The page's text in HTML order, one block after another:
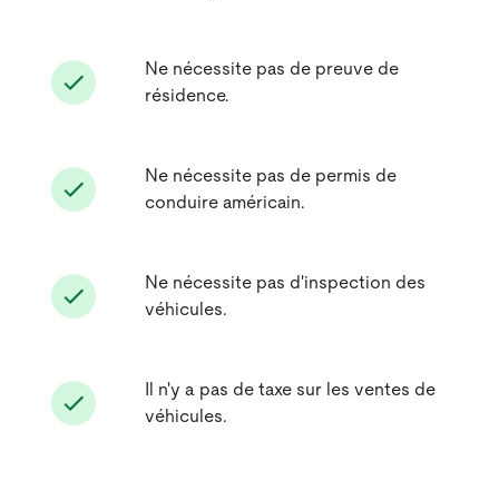
Ne nécessite pas de preuve de
résidence.
Ne nécessite pas de permis de
conduire américain.
Ne nécessite pas d'inspection des
véhicules.
Il n'y a pas de taxe sur les ventes de
véhicules.